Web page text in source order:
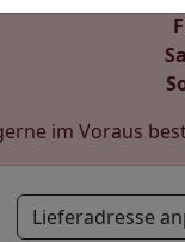
im Voraus
Lieferadresse